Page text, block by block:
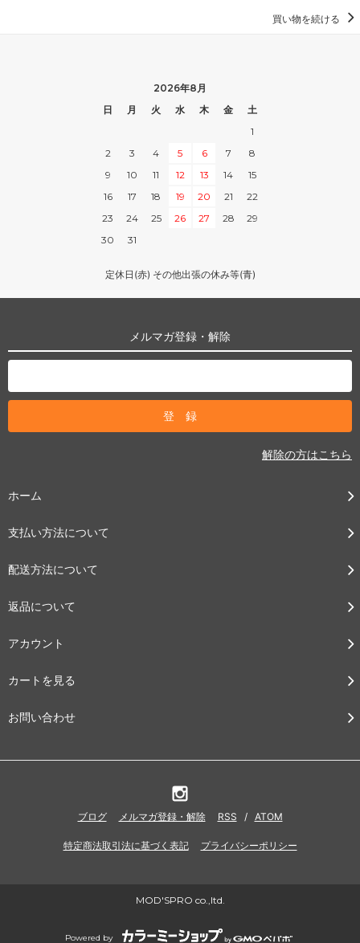
買い物を続ける
2026年8月
日
月 火 水 木 金
土
1
2
3 4 5 6 7
8
9
10 11 12 13 14
15
16
17 18 19 20 21
22
23
24 25 26 27 28
29
30
31
定休日(赤) その他出張の休み等(青)
メルマガ登録・解除
解除の方はこちら
ホーム
支払い方法について
配送方法について
返品について
アカウント
カートを見る
お問い合わせ
ブログ メルマガ登録・解除 RSS / ATOM
特定商法取引法に基づく表記 プライバシーポリシー
MOD'SPRO co.,ltd.
Powered by